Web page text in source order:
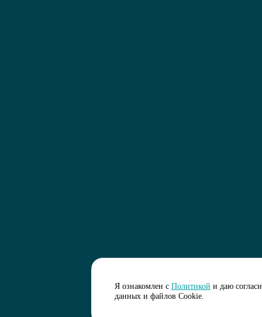
Я ознакомлен с Политикой и даю
данных и файлов Cookie.